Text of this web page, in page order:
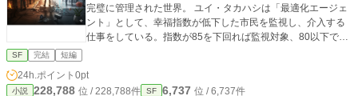
完璧に管理された世界。 ユイ・タカハシは「最適化エージェ
ント」として、幸福指数が低下した市民を監視し、介入する
仕事をしている。指数が85を下回れば監視対象、80以下で介
幸福指数が三日連続で85を下回った。彼の元を訪れたユイ
SF 完結 短編
24h.ポイント 0pt
小説 228,788 位 / 228,788件 SF 6,737 位 / 6,737件